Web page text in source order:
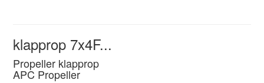
klapprop 7x4F...
Propeller klapprop
APC Propeller